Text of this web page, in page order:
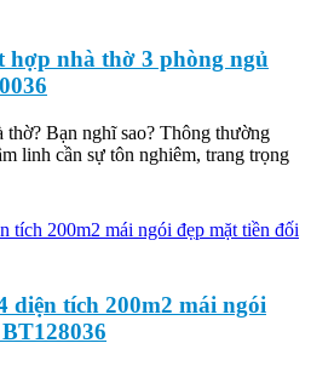
hợp nhà thờ 3 phòng ngủ
Bạn nghĩ sao? Thông thường
linh cần sự tôn nghiêm, trang trọng
diện tích 200m2 mái ngói